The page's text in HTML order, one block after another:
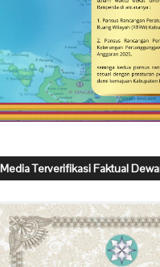
Media Terverifikasi Faktual